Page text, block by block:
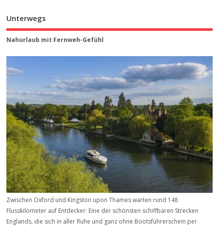
Unterwegs
Nahurlaub mit Fernweh-Gefühl
Zwischen Oxford und Kingston upon Thames warten rund 148
Flusskilometer auf Entdecker: Eine der schönsten schiffbaren Strecken
Englands, die sich in aller Ruhe und ganz ohne Bootsführerschein per